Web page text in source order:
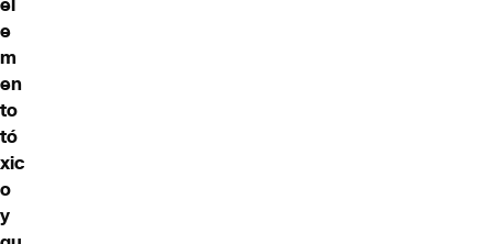
el
e
m
en
to
tó
xic
o
y